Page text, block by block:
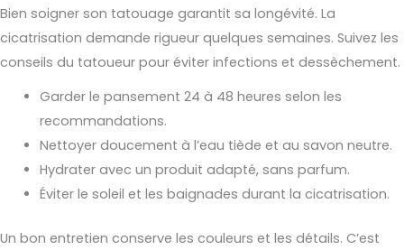
Bien soigner son tatouage garantit sa longévité. La
cicatrisation demande rigueur quelques semaines. Suivez les
conseils du tatoueur pour éviter infections et dessèchement.
Garder le pansement 24 à 48 heures selon les
recommandations.
Nettoyer doucement à l’eau tiède et au savon neutre.
Hydrater avec un produit adapté, sans parfum.
Éviter le soleil et les baignades durant la cicatrisation.
Un bon entretien conserve les couleurs et les détails. C’est